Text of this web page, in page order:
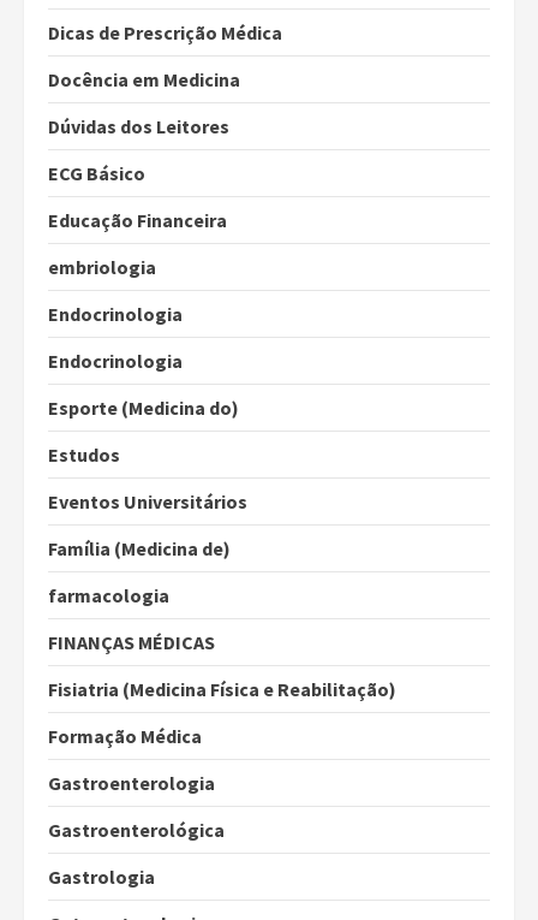
Dicas de Prescrição Médica
Docência em Medicina
Dúvidas dos Leitores
ECG Básico
Educação Financeira
embriologia
Endocrinologia
Endocrinologia
Esporte (Medicina do)
Estudos
Eventos Universitários
Família (Medicina de)
farmacologia
FINANÇAS MÉDICAS
Fisiatria (Medicina Física e Reabilitação)
Formação Médica
Gastroenterologia
Gastroenterológica
Gastrologia